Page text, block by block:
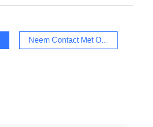
Neem Contact Met Ons Op